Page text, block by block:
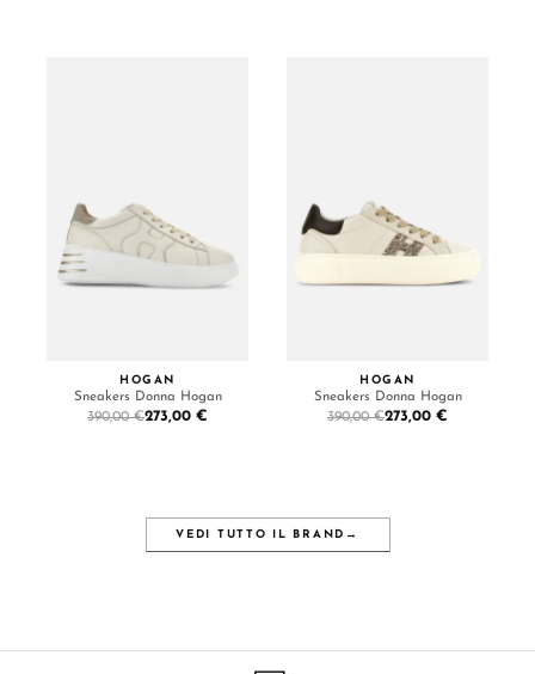
HOGAN
Sneakers Donna Hogan
390,00 €273,00 €
HOGAN
Sneakers Donna Hogan
390,00 €273,00 €
VEDI TUTTO IL BRAND →